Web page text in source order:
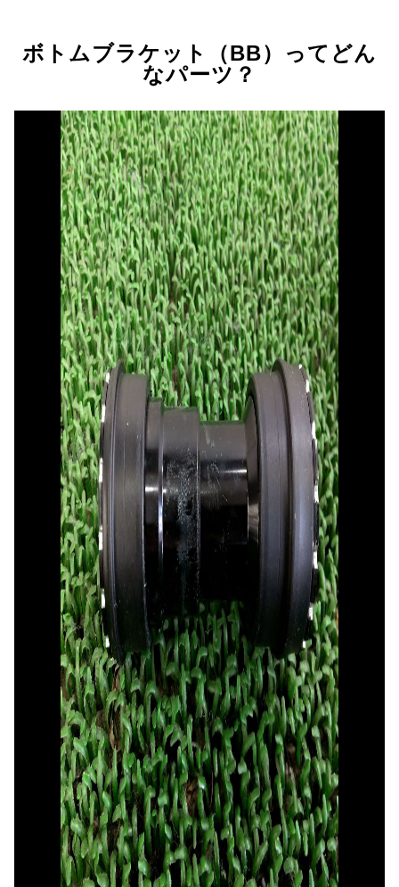
ボトムブラケット（BB）ってどん
なパーツ？